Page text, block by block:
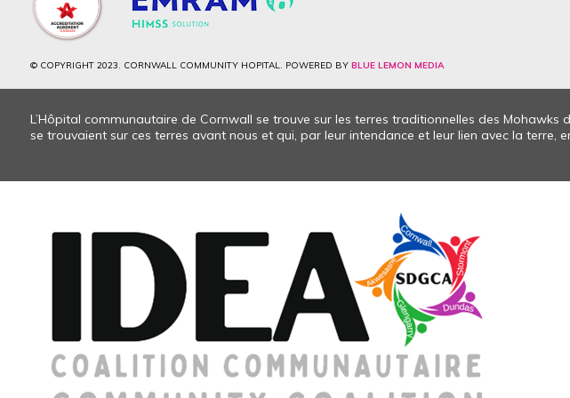
© COPYRIGHT 2023. CORNWALL COMMUNITY HOPITAL. POWERED BY BLUE LEMON MEDIA
L’Hôpital communautaire de Cornwall se trouve sur les terres traditionnelles des
se trouvaient sur ces terres avant nous et qui, par leur intendance et leur lien avec la terre,